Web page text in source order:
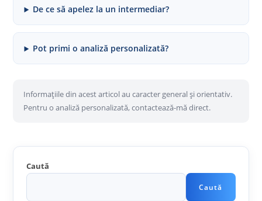
De ce să apelez la un intermediar?
Pot primi o analiză personalizată?
Informațiile din acest articol au caracter general și orientativ.
Pentru o analiză personalizată, contactează-mă direct.
Caută
Caută